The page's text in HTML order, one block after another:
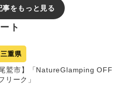
事をもっと見る
ト
三重県
尾鷲市】「NatureGlamping OFF
リーク」